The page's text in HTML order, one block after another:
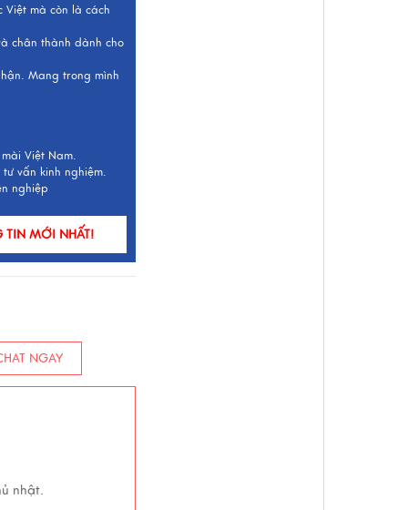
mà còn là cách
chân thành dành cho
Mang trong mình
Việt Nam.
vấn kinh nghiệm.
nghiệp
TIN MỚI NHẤT!
NGAY
nhật.